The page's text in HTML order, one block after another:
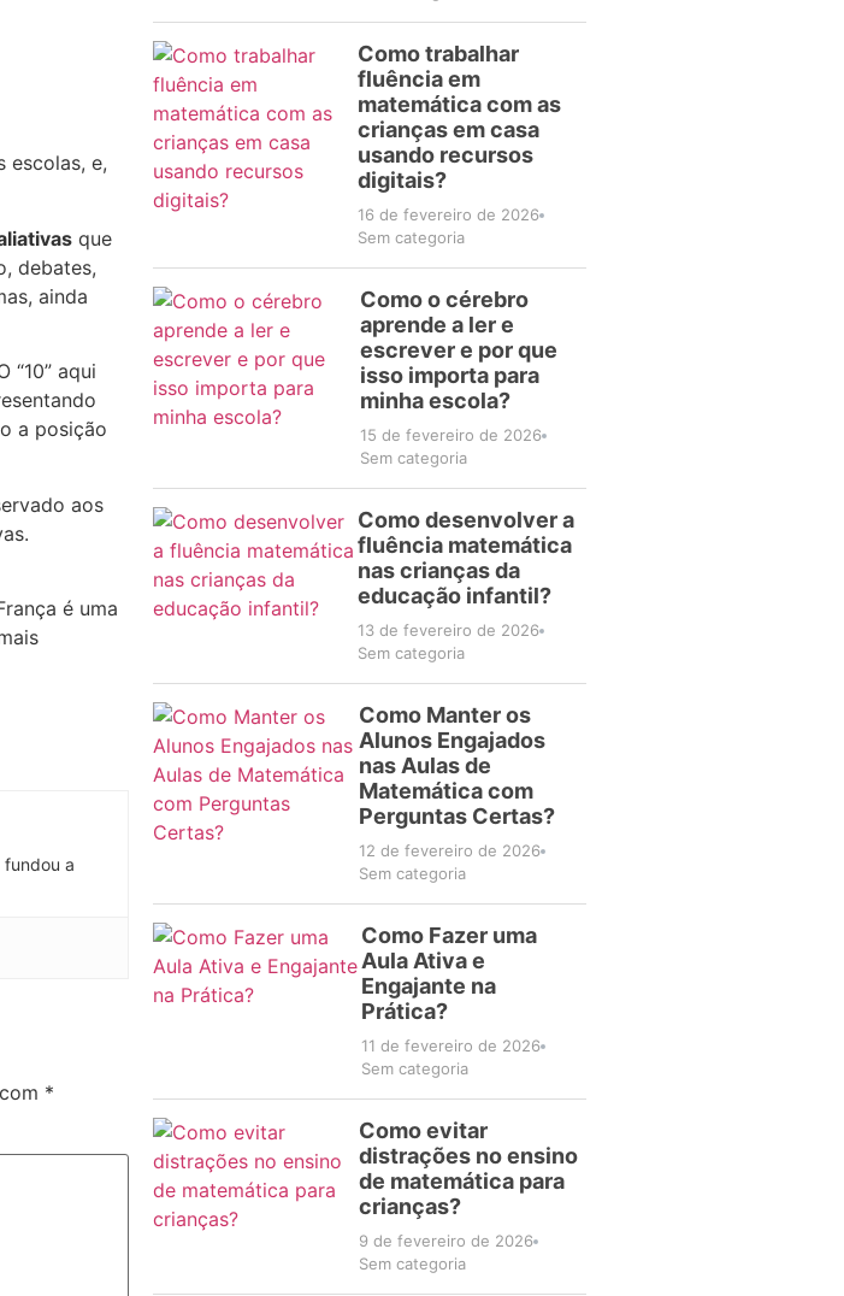
escolas, e,
que
debates,
ainda
“10” aqui
a posição
aos
é uma
fundou a
*
Como trabalhar
fluência em
matemática com as
crianças em casa
usando recursos
digitais?
16 de fevereiro de 2026
Sem categoria
Como o cérebro
aprende a ler e
escrever e por que
isso importa para
minha escola?
15 de fevereiro de 2026
Sem categoria
Como desenvolver a
fluência matemática
nas crianças da
educação infantil?
13 de fevereiro de 2026
Sem categoria
Como Manter os
Alunos Engajados
nas Aulas de
Matemática com
Perguntas Certas?
12 de fevereiro de 2026
Sem categoria
Como Fazer uma
Aula Ativa e
Engajante na
Prática?
11 de fevereiro de 2026
Sem categoria
Como evitar
distrações no ensino
de matemática para
crianças?
9 de fevereiro de 2026
Sem categoria